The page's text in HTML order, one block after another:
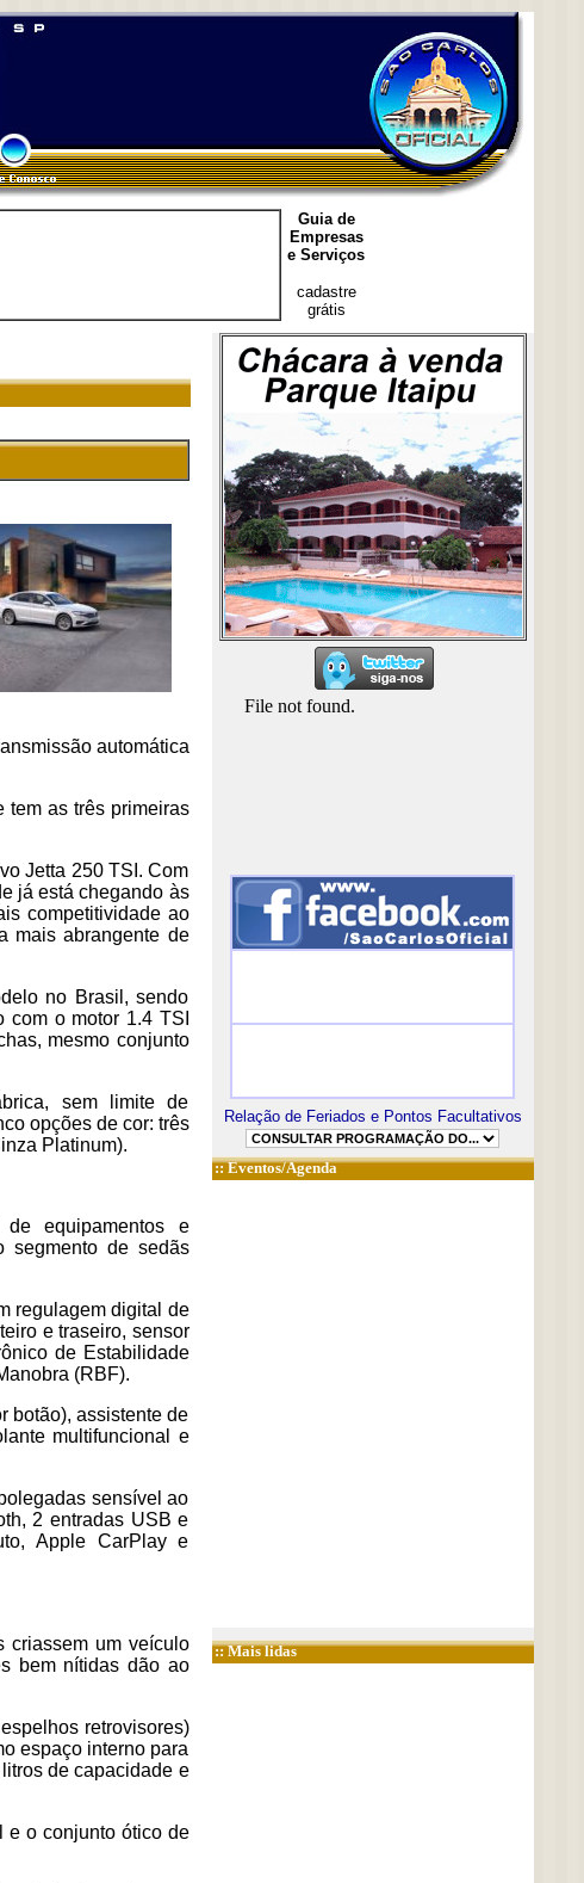
Guia de
Empresas
e Serviços
cadastre
grátis
automática
tem as três primeiras
Jetta 250 TSI. Com
já está chegando às
competitividade ao
mais abrangente de
no Brasil, sendo
o motor 1.4 TSI
mesmo conjunto
sem limite de
opções de cor: três
Platinum).
equipamentos e
segmento de sedãs
regulagem digital de
e traseiro, sensor
de Estabilidade
(RBF).
botão), assistente de
multifuncional e
sensível ao
2 entradas USB e
Apple CarPlay e
criassem um veículo
bem nítidas dão ao
retrovisores)
espaço interno para
de capacidade e
e o conjunto ótico de
Relação de Feriados e Pontos Facultativos
::Eventos/Agenda
:: Mais lidas